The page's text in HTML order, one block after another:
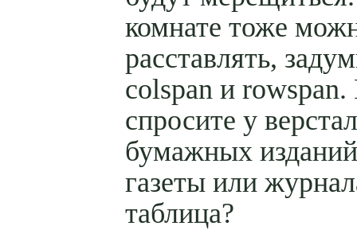
комнате тоже
расставлять,
colspan и
спросите у
бумажных
газеты или
таблица?